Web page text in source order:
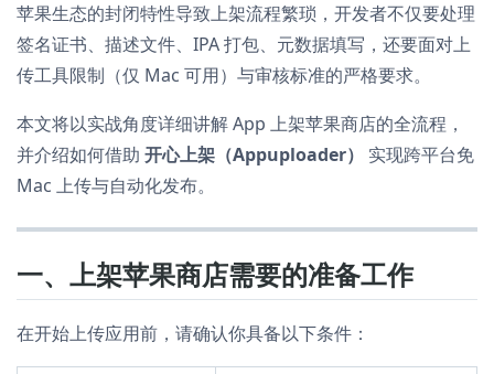
苹果生态的封闭特性导致上架流程繁琐，开发者不仅要处理
签名证书、描述文件、IPA 打包、元数据填写，还要面对上
传工具限制（仅 Mac 可用）与审核标准的严格要求。
本文将以实战角度详细讲解 App 上架苹果商店的全流程，
并介绍如何借助 开心上架（Appuploader）
实现跨平台免
Mac 上传与自动化发布。
一、上架苹果商店需要的准备工作
在开始上传应用前，请确认你具备以下条件：